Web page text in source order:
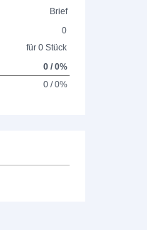
Brief
0
für 0 Stück
0 / 0%
0 / 0%